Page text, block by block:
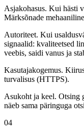
Asjakohasus. Kui hästi
Märksõnade
Autoriteet. Kui
signaalid: kvaliteetsed
veebis, saidi vanus ja
Kasutajakogemus.
turvalisus (HTTPS).
Asukoht ja keel. Otsing
näeb sama päringuga
04